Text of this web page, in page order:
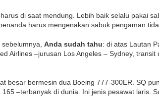
di saat mendung. Lebih baik selalu pakai
harus mengenakan sabuk pengaman
Anda sudah tahu: di atas Lautan
Airlines –jurusan Los Angeles – Sydney,
besar bermesin dua Boeing 777-300ER. SQ
–terbanyak di dunia. Ini jenis pesawat laris.